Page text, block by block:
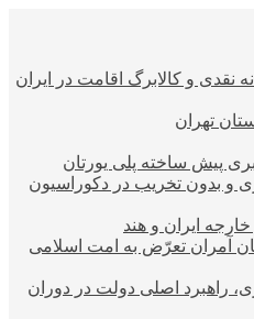
نقدی و کالابرگ اقامت در ایران
تهران
پیش ساخته پلی یورتان
و بدون تخریب در دکوراسیون
ایران و هند
آمران تعرّض به امت اسلامی
راهبرد اصلی دولت در دوران